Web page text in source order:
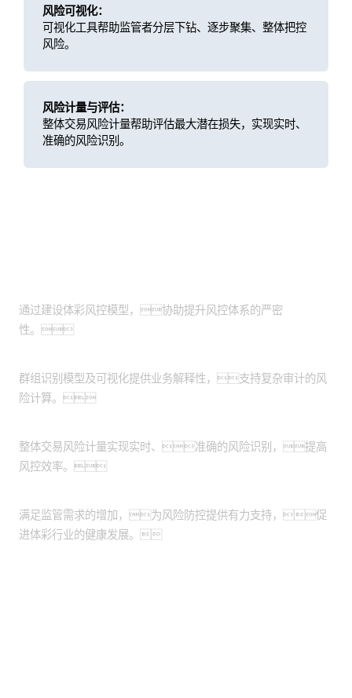
风险可视化：
可视化工具帮助监管者分层下钻、逐步聚集、整体把控
风险。
风险计量与评估：
整体交易风险计量帮助评估最大潜在损失，实现实时、
准确的风险识别。
通过建设体彩风控模型，协助提升风控体系的严密
性。
群组识别模型及可视化提供业务解释性，支持复杂审计的风
险计算。
整体交易风险计量实现实时、准确的风险识别，提高
风控效率。
满足监管需求的增加，为风险防控提供有力支持，促
进体彩行业的健康发展。